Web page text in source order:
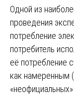
Одной из
проведения
потребление
потребитель
её потребление
как намеренным